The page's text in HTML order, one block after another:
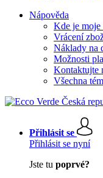
Nápověda
Kde je moje
Vrácení
Náklady na
Možnosti
Kontaktujte
Všechna
Přihlásit se
Přihlásit se nyní
Jste tu poprvé?